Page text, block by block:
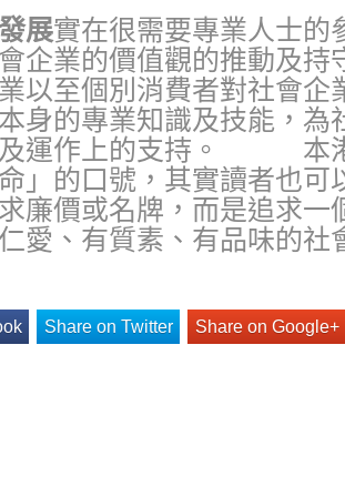
展實在很需要專業人士的
企業的價值觀的推動及持
以至個別消費者對社會企
身的專業知識及技能，為
及運作上的支持。 本
命」的口號，其實讀者也可
廉價或名牌，而是追求一
愛、有質素、有品味的社
Share on Twitter Share on Google+